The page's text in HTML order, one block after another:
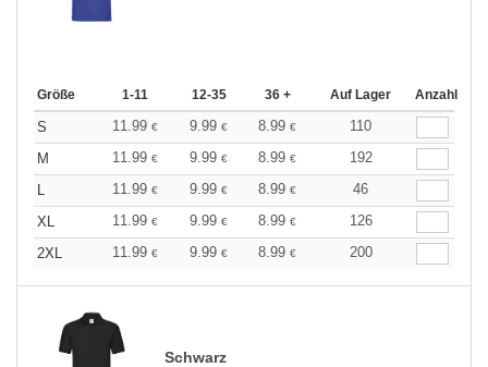
Größe 1-11 12-35 36 + Auf Lager Anzahl
S 11.99 € 9.99 € 8.99 €
110
M
11.99 € 9.99 € 8.99 €
192
L
11.99 € 9.99 € 8.99 €
46
XL
11.99 € 9.99 € 8.99 €
126
2XL
11.99 € 9.99 € 8.99 € 200
Schwarz